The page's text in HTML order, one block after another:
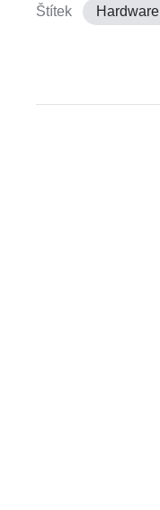
Štítek Hardware